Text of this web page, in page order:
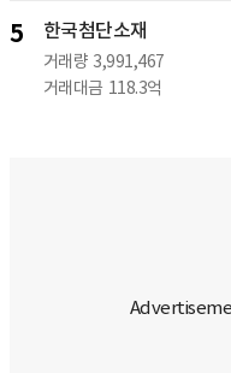
5 한국첨단소재
거래량 3,991,467
거래대금 118.3억